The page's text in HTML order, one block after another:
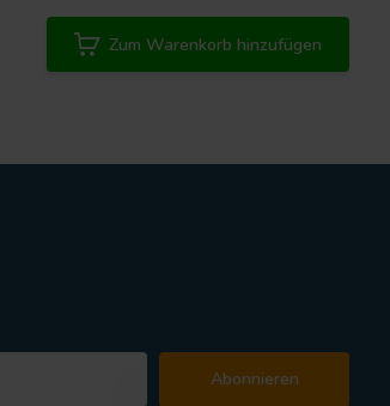
Zum Warenkorb hinzufügen
Abonnieren